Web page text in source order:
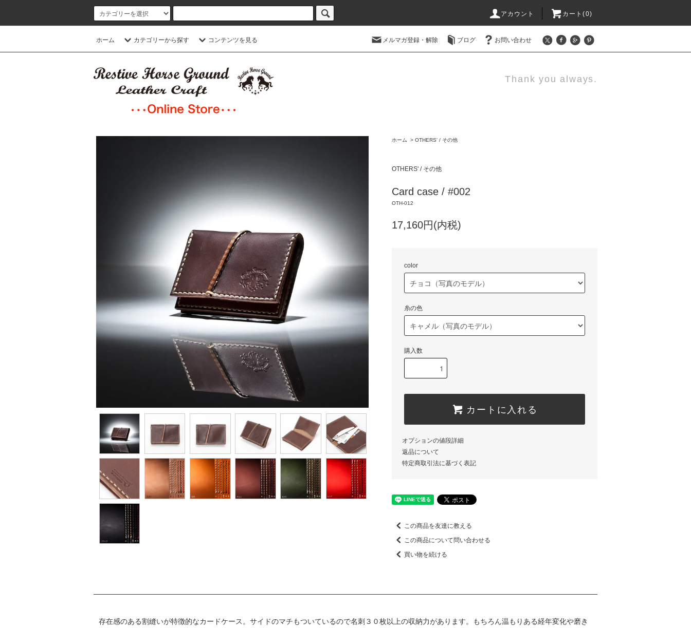
アカウント カート(0)
ホーム カテゴリーから探す コンテンツを見る メルマガ登録・解除 ブログ お問い合わせ
Thank you always.
ホーム > OTHERS' / その他
OTHERS' / その他
Card case / #002
OTH-012
17,160円(内税)
color
糸の色
購入数
カートに入れる
オプションの値段詳細
返品について
特定商取引法に基づく表記
この商品を友達に教える
この商品について問い合わせる
買い物を続ける
存在感のある割縫いが特徴的なカードケース。サイドのマチもついているので名刺３０枚以上の収納力があります。もちろん温もりある経年変化や磨き